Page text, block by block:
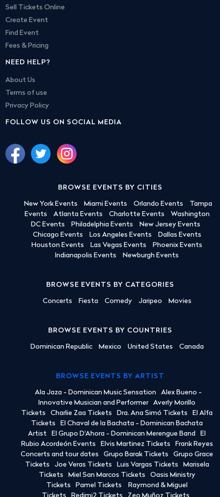
Sell Tickets Online
Create Event
Find Event
Fees & Pricing
NEED HELP?
About Us
Terms of use
Privacy Policy
FOLLOW US ON SOCIAL MEDIA
BROWSE EVENTS BY CITIES
New York Events Miami Events Orlando Events
Tampa
Events
Atlanta Events Charlotte Events
Washington
DC Events
Philadelphia Events
New Jersey Events
Chicago Events
Los Angeles Events
Dallas Events
Houston Events
Las Vegas Events
Phoenix Events
Indianapolis Events
Newburgh Events
BROWSE EVENTS BY CATEGORIES
Concerts Fiesta Comedy Jaripeo Movies
BROWSE EVENTS BY COUNTRIES
Dominican Republic Mexico United States Canada
BROWSE EVENTS BY ARTIST
Ala Jaza - Dominican Music Sensation
Alex Bueno -
Innovative Musician and Performer
Averly Morillo
Tickets
Charlie Zaa Tickets Dra. Ana Simó Tickets
El Alfa
Tickets
El Chaval de la Bachata - Dominican Bachata
Artist
El Grupo D'Ahora - Dominican Merengue Band
El
Rubio Acordeón Events
Elvis Martinez Tickets
Frank Reyes
Concerts and tour dates
Grupo Barak Tickets
Grupo Grace
Tickets
Joe Veras Tickets Luis Vargas Tickets
Marisela
Tickets
Miel San Marcos Tickets
Oasis Ministry
Tickets
Pamel Tickets
Raymond & Miguel